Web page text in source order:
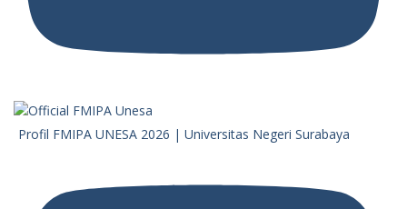
Profil FMIPA UNESA 2026 | Universitas Negeri Surabaya